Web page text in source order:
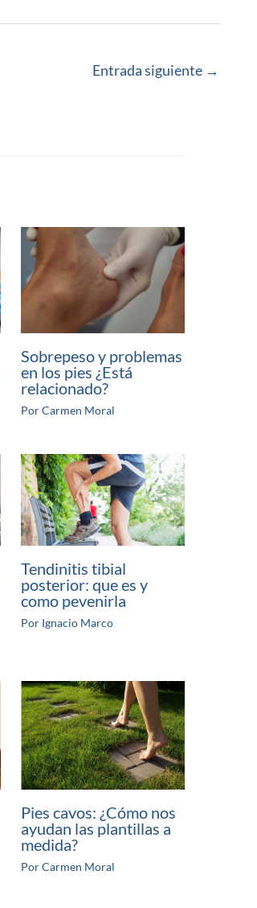
Entrada siguiente →
Sobrepeso y problemas
en los pies ¿Está
relacionado?
PorCarmen Moral
Tendinitis tibial
posterior: que es y
como pevenirla
Por Ignacio Marco
Pies cavos: ¿Cómo nos
ayudan las plantillas a
medida?
PorCarmen Moral